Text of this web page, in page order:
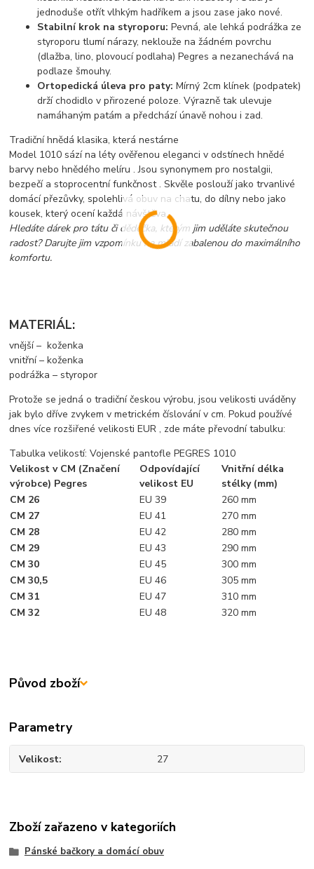
jednoduše otřít vlhkým hadříkem a jsou zase jako nové.
Stabilní krok na styroporu: Pevná, ale lehká podrážka ze
styroporu tlumí nárazy, neklouže na žádném povrchu
(dlažba, lino, plovoucí podlaha) Pegres a nezanechává na
podlaze šmouhy.
Ortopedická úleva pro paty: Mírný 2cm klínek (podpatek)
drží chodidlo v přirozené poloze. Výrazně tak ulevuje
namáhaným patám a předchází únavě nohou i zad.
Tradiční hnědá klasika, která nestárne
Model 1010 sází na léty ověřenou eleganci v odstínech hnědé
barvy nebo hnědého melíru. Jsou synonymem pro nostalgii,
bezpečí a stoprocentní funkčnost . Skvěle poslouží jako trvanlivé
domácí přezůvky, spolehlivá obuv na chatu, do dílny nebo jako
kousek, který ocení každá návštěva.
Hledáte dárek pro tátu či dědečka, kterým jim uděláte skutečnou
radost? Darujte jim vzpomínku na mládí zabalenou do maximálního
komfortu.
MATERIÁL:
vnější – koženka
vnitřní – koženka
podrážka – styropor
Protože se jedná o tradiční českou výrobu, jsou velikosti uváděny
jak bylo dříve zvykem v metrickém číslování v cm. Pokud používé
dnes více rozšiřené velikosti EUR , zde máte převodní tabulku:
Tabulka velikostí: Vojenské pantofle PEGRES 1010
Velikost v CM (Značení
výrobce) Pegres
Odpovídající
velikost EU
Vnitřní délka
stélky (mm)
CM 26
EU 39
260 mm
CM 27
EU 41
270 mm
CM 28
EU 42
280 mm
CM 29
EU 43
290 mm
CM 30
EU 45
300 mm
CM 30,5
EU 46
305 mm
CM 31
EU 47
310 mm
CM 32
EU 48 320 mm
Původ zboží
Parametry
Velikost 27
Zboží zařazeno v kategoriích
Pánské bačkory a domácí obuv